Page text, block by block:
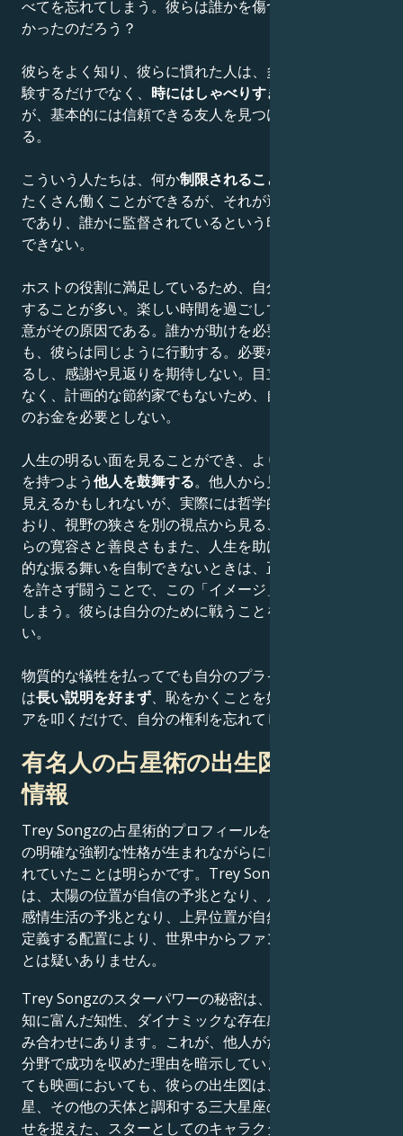
べてを忘れてしまう。彼らは誰かを傷つけるつもりはな
かったのだろう？
彼らをよく知り、彼らに慣れた人は、多くの楽しみを経
験するだけでなく、 時にはしゃべりすぎるかも
が、基本的には信頼できる友人を見つけることができ
る。
こういう人たちは、何か制限されることを嫌う
たくさん働くことができるが、それが避けられない義務
であり、誰かに監督されているという印象を持つことは
できない。
ホストの役割に満足しているため、自分の可能性を誇張
することが多い。楽しい時間を過ごしているときの不注
意がその原因である。誰かが助けを必要としているとき
も、彼らは同じように行動する。必要なことはすぐにす
るし、感謝や見返りを期待しない。目立ちたがり屋でも
なく、計画的な節約家でもないため、自分のために多く
のお金を必要としない。
人生の明るい面を見ることができ、より楽観的な世界観
を持つよう他人を鼓舞する。他人から見れば少し浅薄に
見えるかもしれないが、実際には哲学的な精神を持って
おり、視野の狭さを別の視点から見ることができる。彼
らの寛容さと善良さもまた、人生を助けてくれる。攻撃
的な振る舞いを自制できないときは、正義のために妥協
を許さず闘うことで、この「イメージ」を台無しにして
しまう。彼らは自分のために戦うことをほとんどしな
い。
物質的な犠牲を払ってでも自分のプライドを守る。彼ら
は長い説明を好まず、恥をかくことを好まないので、ド
アを叩くだけで、自分の権利を忘れてしまう。
有名人の占星術の出生図に関する
情報
Trey Songzの占星術的プロフィールを考慮すると、そ
の明確な強靭な性格が生まれながらにして栄光を約束さ
れていたことは明らかです。Trey Songzのスター性
は、太陽の位置が自信の予兆となり、月の位置が豊かな
感情生活の予兆となり、上昇位置が自然なカリスマ性を
定義する配置により、世界中からファンを引き寄せるこ
とは疑いありません。
Trey Songzのスターパワーの秘密は、偉大な性格、機
知に富んだ知性、ダイナミックな存在感を示す天体の組
み合わせにあります。これが、他人がただ夢見るだけの
分野で成功を収めた理由を暗示しています。人生におい
ても映画においても、彼らの出生図は、水星、金星、火
星、その他の天体と調和する三大星座の完璧な組み合わ
せを捉えた、スターとしてのキャラクターを形作る究極